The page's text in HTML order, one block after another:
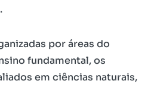
por áreas do
fundamental, os
em ciências naturais,